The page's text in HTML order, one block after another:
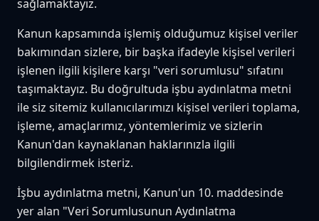
sağlamaktayız.
Kanun kapsamında işlemiş olduğumuz kişisel veriler
bakımından sizlere, bir başka ifadeyle kişisel verileri
işlenen ilgili kişilere karşı "veri sorumlusu" sıfatını
taşımaktayız. Bu doğrultuda işbu aydınlatma metni
ile siz sitemiz kullanıcılarımızı kişisel verileri toplama,
işleme, amaçlarımız, yöntemlerimiz ve sizlerin
Kanun'dan kaynaklanan haklarınızla ilgili
bilgilendirmek isteriz.
İşbu aydınlatma metni, Kanun'un 10. maddesinde
yer alan "Veri Sorumlusunun Aydınlatma